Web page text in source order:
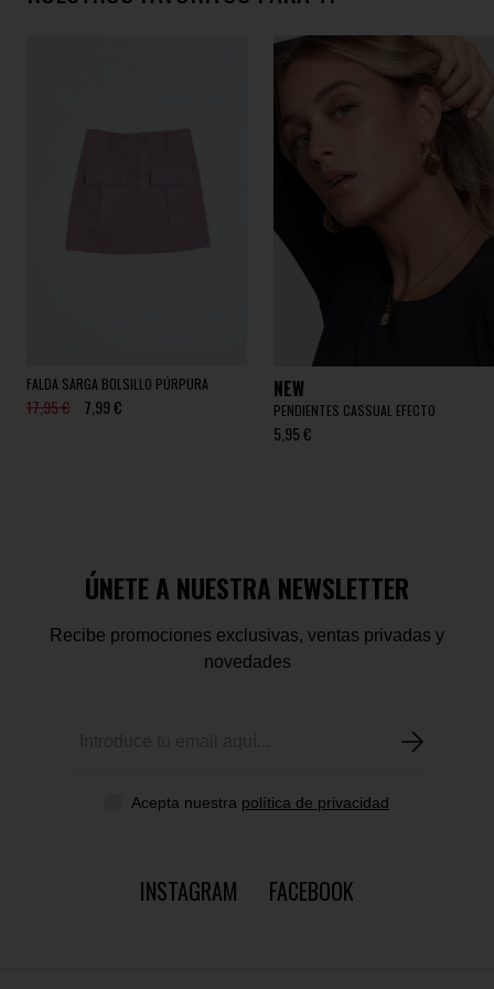
FALDA SARGA BOLSILLO PÚRPURA
17,95 € 7,99 €
NEW
PENDIENTES CASSUAL EFECTO
5,95 €
ÚNETE A NUESTRA NEWSLETTER
Recibe promociones exclusivas, ventas privadas y
novedades
Acepta nuestra política de privacidad
INSTAGRAM FACEBOOK